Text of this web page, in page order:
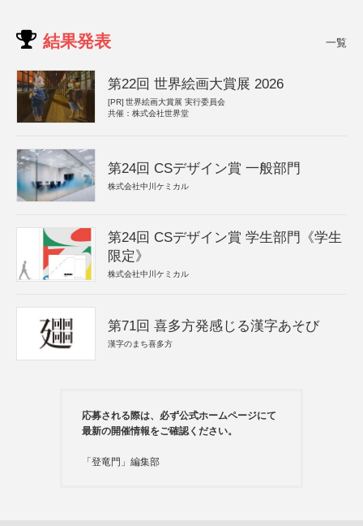
結果発表 一覧
第22回 世界絵画大賞展 2026
[PR] 世界絵画大賞展 実行委員会
共催：株式会社世界堂
第24回 CSデザイン賞 一般部門
株式会社中川ケミカル
第24回 CSデザイン賞 学生部門《学生
限定》
株式会社中川ケミカル
第71回 喜多方発感じる漢字あそび
漢字のまち喜多方
応募される際は、必ず公式ホームページにて
最新の開催情報をご確認ください。
「登竜門」編集部